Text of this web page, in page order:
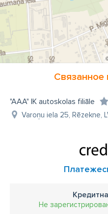
Связанное
"AAA" IK autoskolas filiāle
Varoņu iela 25, Rēzekne,
Не